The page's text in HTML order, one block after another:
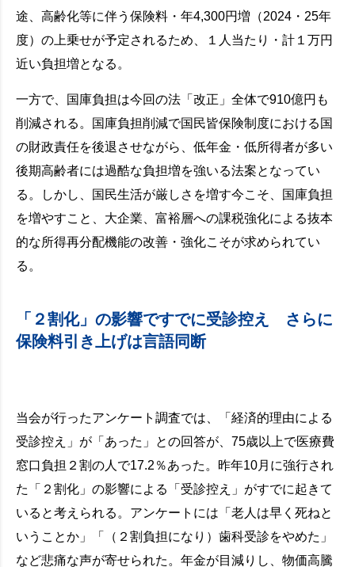
途、高齢化等に伴う保険料・年4,300円増（2024・25年
度）の上乗せが予定されるため、１人当たり・計１万円
近い負担増となる。
一方で、国庫負担は今回の法「改正」全体で910億円も
削減される。国庫負担削減で国民皆保険制度における国
の財政責任を後退させながら、低年金・低所得者が多い
後期高齢者には過酷な負担増を強いる法案となってい
る。しかし、国民生活が厳しさを増す今こそ、国庫負担
を増やすこと、大企業、富裕層への課税強化による抜本
的な所得再分配機能の改善・強化こそが求められてい
る。
「２割化」の影響ですでに受診控え さらに
保険料引き上げは言語同断
当会が行ったアンケート調査では、「経済的理由による
受診控え」が「あった」との回答が、75歳以上で医療費
窓口負担２割の人で17.2％あった。昨年10月に強行され
た「２割化」の影響による「受診控え」がすでに起きて
いると考えられる。アンケートには「老人は早く死ねと
いうことか」「（２割負担になり）歯科受診をやめた」
など悲痛な声が寄せられた。年金が目減りし、物価高騰